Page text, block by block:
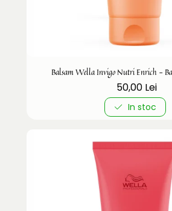
Balsam Wella Invigo Nutri Enrich -
50,00 Lei
In stoc